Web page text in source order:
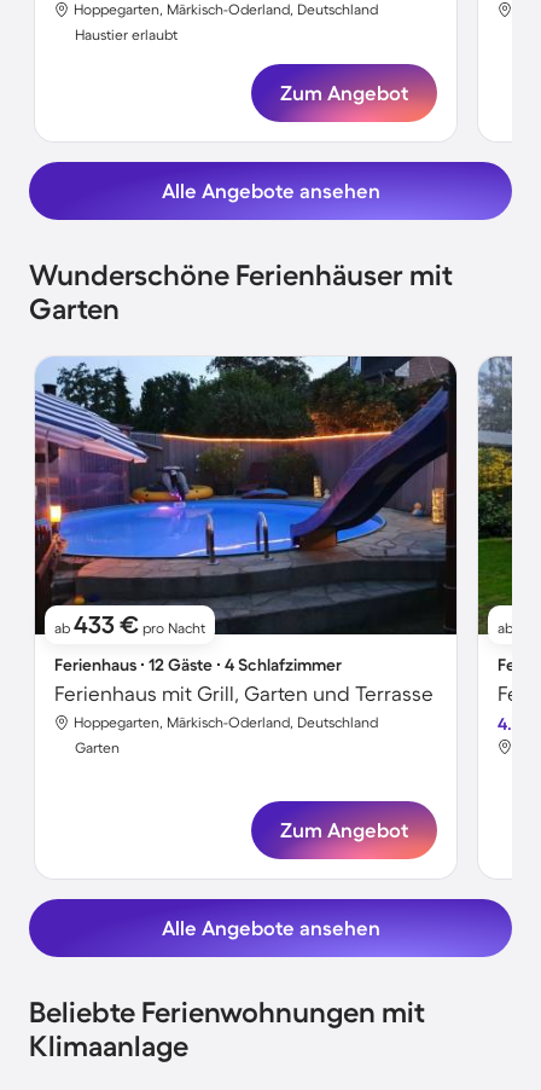
Hoppegarten, Märkisch-Oderland, Deutschland
Haustier erlaubt
Zum Angebot
Alle Angebote ansehen
Wunderschöne Ferienhäuser mit
Garten
ab 433 € pro Nacht
Ferienhaus ∙ 12 Gäste ∙ 4 Schlafzimmer
Ferienhaus mit Grill, Garten und Terrasse
Hoppegarten, Märkisch-Oderland, Deutschland
Garten
Zum Angebot
ab
4.4
Alle Angebote ansehen
Beliebte Ferienwohnungen mit
Klimaanlage